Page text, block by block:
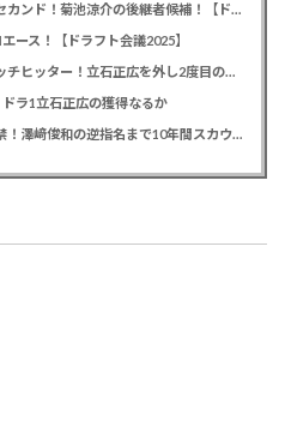
カープドラ3勝田成！近畿大163cmセカンド！菊池涼介の後継者候補！【ドラフト会議2025】
ース！【ドラフト会議2025】
カープドラ1平川蓮！187cmのスイッチヒッター！立石正広を外し2度目の重複も新井監督がクジを引き当てる！【ドラフト会議2025】
ドラ1立石正広の獲得なるか
緒方孝市カープドラ3指名で青学出禁！澤﨑俊和の逆指名まで10年間スカウト出禁